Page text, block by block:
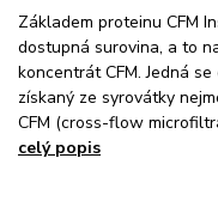
Základem proteinu CFM
dostupná surovina, a to
koncentrát CFM. Jedná
získaný ze syrovátky
CFM (cross-flow
celý popis